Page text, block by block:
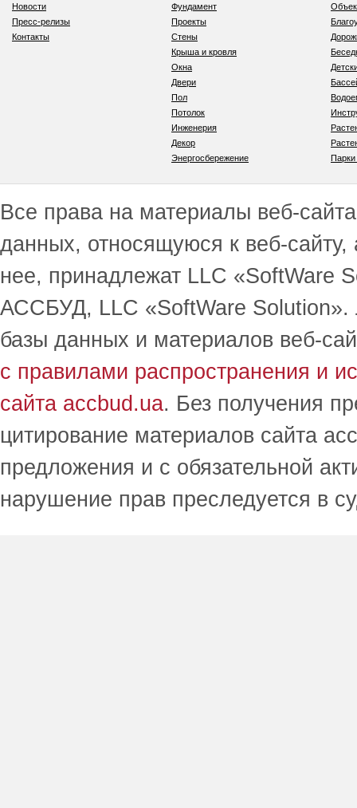
Новости
Пресс-релизы
Контакты
Фундамент
Проекты
Стены
Крыша и кровля
Окна
Двери
Пол
Потолок
Инженерия
Декор
Энергосбережение
Все права на материалы веб-
данных, относящуюся к веб-
нее, принадлежат LLC
АССБУД, LLC «SoftWare Solution».
базы данных и материалов веб-
с правилами распространения и
сайта accbud.ua. Без получения
цитирование материалов сайта
предложения и с обязательной
нарушение прав преследуется в